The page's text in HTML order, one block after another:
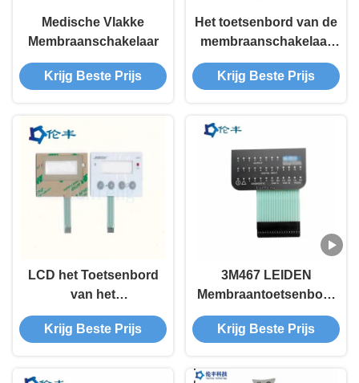
Medische Vlakke
Membraanschakelaar
Krijg Beste Prijs
Het toetsenbord van de
membraanschakelaar
met Tastbare Koepel
Krijg Beste Prijs
LCD het Toetsenbord
van het
Douanemembraan
Krijg Beste Prijs
3M467 LEIDEN
Membraantoetsenbord
niet Tastbaar Matte
Medical Equipment
Krijg Beste Prijs